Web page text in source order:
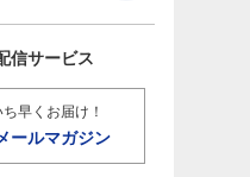
信サービス
早くお届け！
ールマガジン